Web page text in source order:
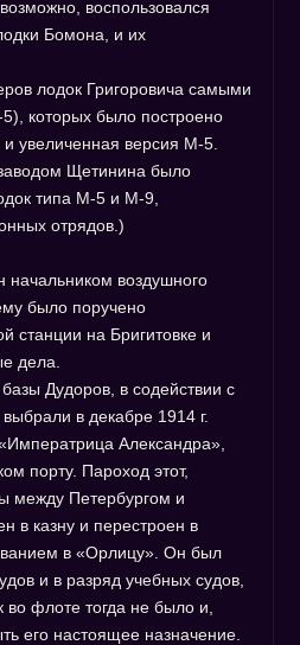
воспользовался
Бомона, и их
лодок Григоровича самыми
которых было построено
увеличенная версия М-5.
Щетинина было
типа М-5 и М-9,
отрядов.)
воздушного
было поручено
станции на Бригитовке и
дела.
Дудоров, в содействии с
в декабре 1914 г.
Александра»,
порту. Пароход этот,
между Петербургом и
в казну и перестроен в
в «Орлицу». Он был
и в разряд учебных судов,
во флоте тогда не было и,
его настоящее назначение.